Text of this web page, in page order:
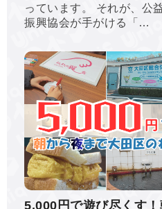
っています。 それが、公
振興協会が手がける「…
5,000円で遊び尽くす